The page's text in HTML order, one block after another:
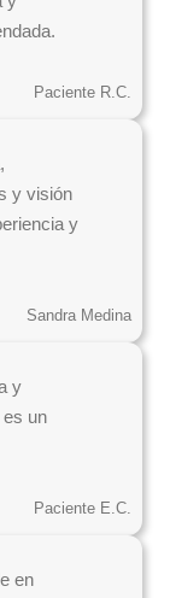
Paciente R.C.
y visión
y
Sandra Medina
y
un
Paciente E.C.
en